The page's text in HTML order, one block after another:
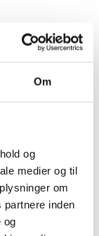
Om
og
medier og til
om
inden
og
have behov
område. Vi
som muligt. Du